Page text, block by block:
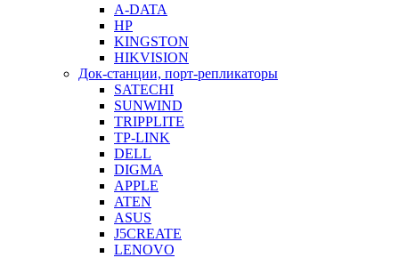
A-DATA
HP
KINGSTON
HIKVISION
Док-станции, порт-репликаторы
SATECHI
SUNWIND
TRIPPLITE
TP-LINK
DELL
DIGMA
APPLE
ATEN
ASUS
J5CREATE
LENOVO